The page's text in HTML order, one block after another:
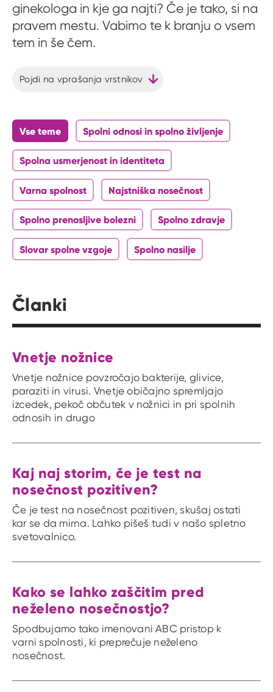
ginekologa in kje ga najti? Če je tako, si na
pravem mestu. Vabimo te k branju o vsem
tem in še čem.
Pojdi na vprašanja vrstnikov
Vse teme Spolni odnosi in spolno življenje
Spolna usmerjenost in identiteta
Varna spolnost Najstniška nosečnost
Spolno prenosljive bolezni Spolno zdravje
Slovar spolne vzgoje Spolno nasilje
Članki
Vnetje nožnice
Vnetje nožnice povzročajo bakterije, glivice,
paraziti in virusi. Vnetje običajno spremljajo
izcedek, pekoč občutek v nožnici in pri spolnih
odnosih in drugo
Kaj naj storim, če je test na
nosečnost pozitiven?
Če je test na nosečnost pozitiven, skušaj ostati
kar se da mirna. Lahko pišeš tudi v našo spletno
svetovalnico.
Kako se lahko zaščitim pred
neželeno nosečnostjo?
Spodbujamo tako imenovani ABC pristop k
varni spolnosti, ki preprečuje neželeno
nosečnost.